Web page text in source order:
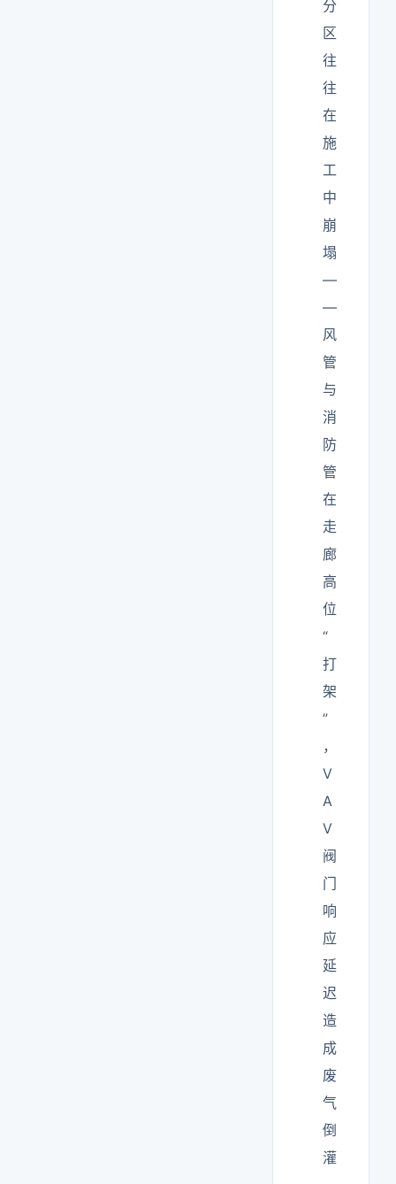
分
区
往
往
在
施
工
中
崩
塌
—
—
风
管
与
消
防
管
在
走
廊
高
位
“
打
架
”
，
V
A
V
阀
门
响
应
延
迟
造
成
废
气
倒
灌